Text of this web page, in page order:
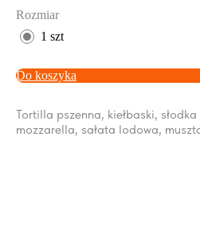
Rozmiar
1 szt
Do koszyka
Tortilla pszenna, kiełbaski,
mozzarella, sałata lodowa,